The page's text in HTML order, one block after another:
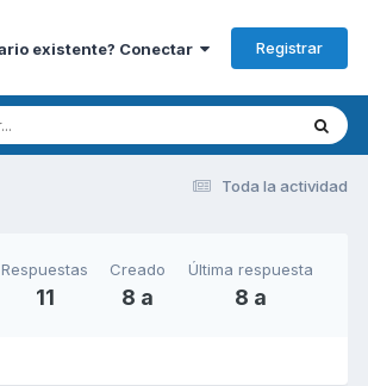
existente? Conectar Registrar
Toda la actividad
Respuestas
11
Creado
8 a
Última respuesta
8 a